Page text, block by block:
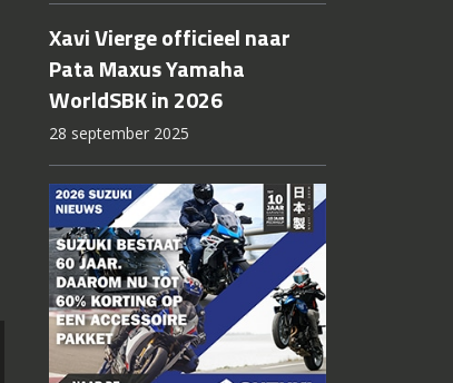
Xavi Vierge officieel naar
Pata Maxus Yamaha
WorldSBK in 2026
28 september 2025